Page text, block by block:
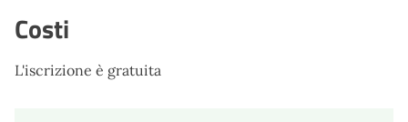
Costi
L'iscrizione è gratuita